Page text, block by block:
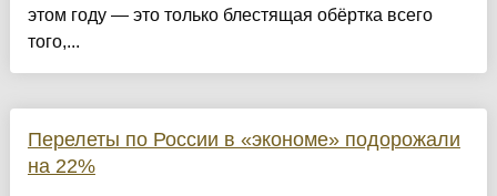
этом году — это только блестящая обёртка всего
того,...
Перелеты по России в «экономе» подорожали
на 22%